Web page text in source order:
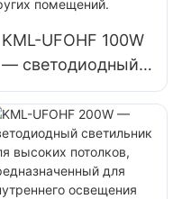
для внутренних
помещений, таких
как
заводские здания
и склады.
KML-UFOHF 100W
— светодиодный
светильник для
высоких
потолков,
предназначенный
для